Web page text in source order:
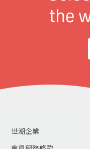
世潮企業